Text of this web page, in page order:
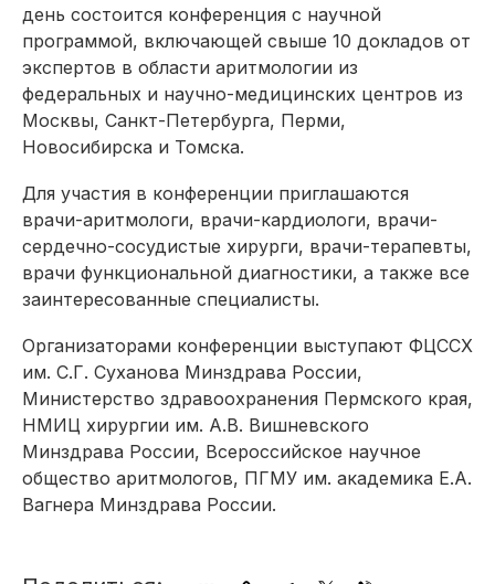
день состоится конференция с научной
программой, включающей свыше 10 докладов от
экспертов в области аритмологии из
федеральных и научно-медицинских центров из
Москвы, Санкт-Петербурга, Перми,
Новосибирска и Томска.
Для участия в конференции приглашаются
врачи-аритмологи, врачи-кардиологи, врачи-
сердечно-сосудистые хирурги, врачи-терапевты,
врачи функциональной диагностики, а также все
заинтересованные специалисты.
Организаторами конференции выступают ФЦССХ
им. С.Г. Суханова Минздрава России,
Министерство здравоохранения Пермского края,
НМИЦ хирургии им. А.В. Вишневского
Минздрава России, Всероссийское научное
общество аритмологов, ПГМУ им. академика Е.А.
Вагнера Минздрава России.